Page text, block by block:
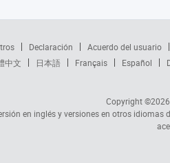
Declaración Acuerdo del usuario
中文 日本語 Français Español
Copyright ©2026
en inglés y versiones en otros